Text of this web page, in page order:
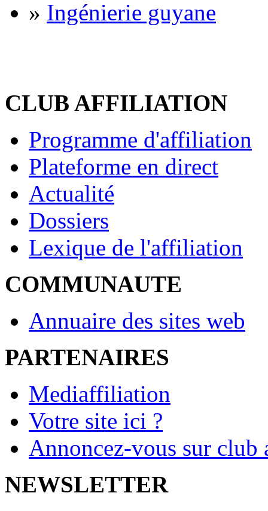
» Ingénierie guyane
CLUB AFFILIATION
Programme d'affiliation
Plateforme en direct
Actualité
Dossiers
Lexique de l'affiliation
COMMUNAUTE
Annuaire des sites web
PARTENAIRES
Mediaffiliation
Votre site ici ?
Annoncez-vous sur
NEWSLETTER